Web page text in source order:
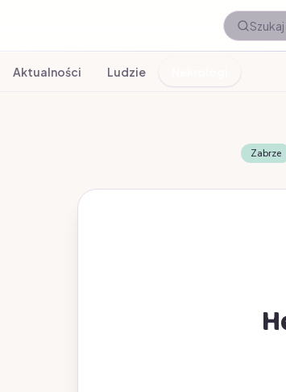
Aktualności Ludzie
Zabrze